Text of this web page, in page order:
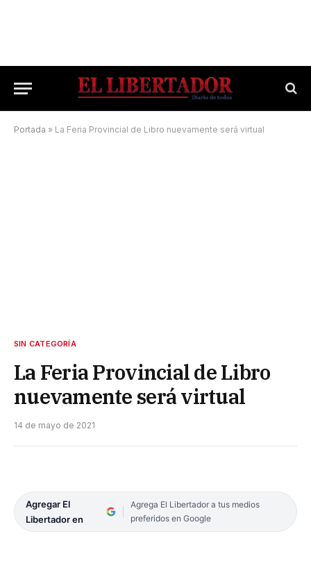
Portada » La Feria Provincial de Libro nuevamente será virtual
SIN CATEGORÍA
La Feria Provincial de Libro
nuevamente será virtual
14 de mayo de 2021
Agregar El
Libertador en
Agrega El Libertador a tus medios
preferidos en Google